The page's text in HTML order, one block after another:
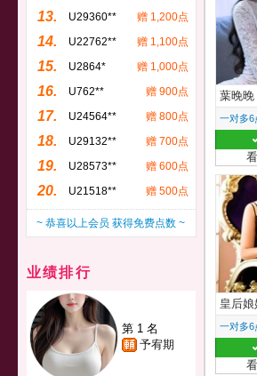
13. U29360** 赠 1,200点
14. U22762** 赠 1,100点
15. U2864* 赠 1,000点
16. U762** 赠 900点
17. U24564** 赠 800点
18. U29132** 赠 700点
19. U28573** 赠 600点
20. U21518** 赠 500点
~ 恭喜以上会员 获得免费点数 ~
业绩排行
第 1 名
予宥期
葉晚晚
一对多6
皇后娘
一对多6